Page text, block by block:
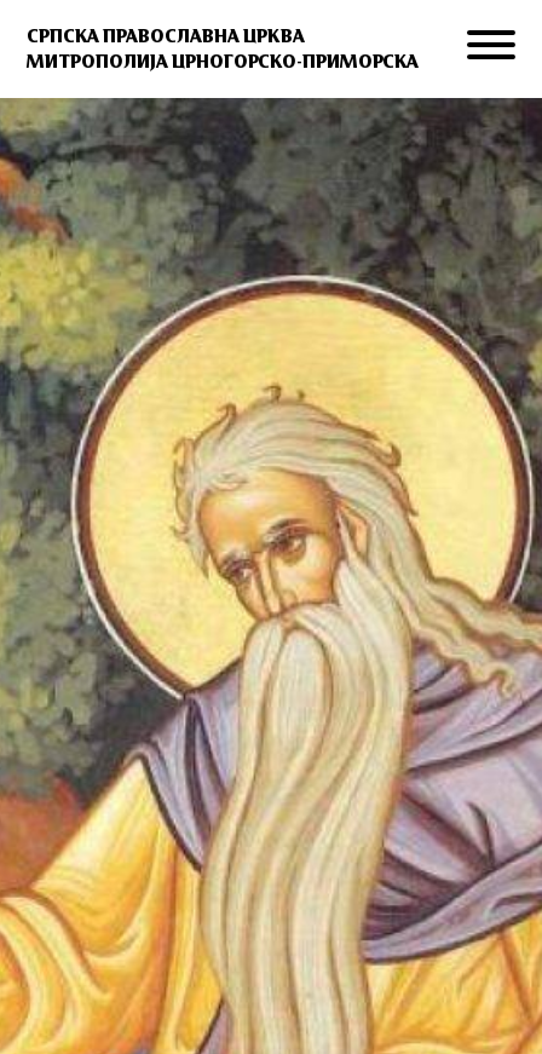
СРПСКА ПРАВОСЛАВНА ЦРКВА
МИТРОПОЛИЈА ЦРНОГОРСКО-ПРИМОРСКА